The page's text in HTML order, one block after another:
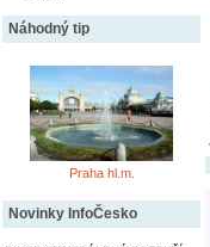
Náhodný tip
Praha hl.m.
Novinky InfoČesko